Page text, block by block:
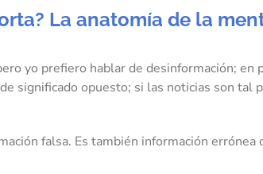
La anatomía de la
yo prefiero hablar de desinformación;
significado opuesto; si las noticias son tal
falsa. Es también información